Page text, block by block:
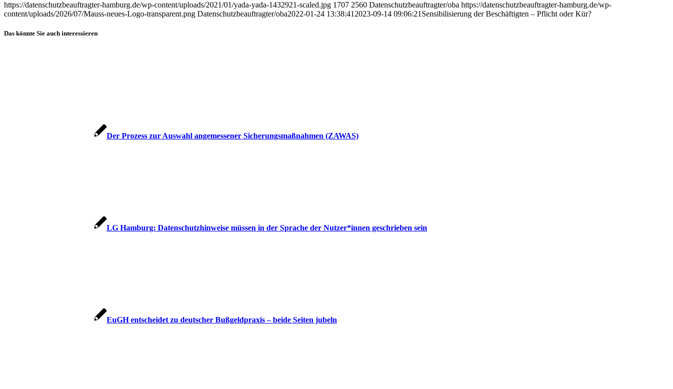
https://datenschutzbeauftragter-hamburg.de/wp-content/uploads/2021/01/yada-yada-1432921-scaled.jpg 1707 2560 Datenschutzbeauftragter/oba https://datenschutzbeauftragter-hamburg.de/wp-
content/uploads/2026/07/Mauss-neues-Logo-transparent.png Datenschutzbeauftragter/oba2022-01-24 13:38:41 2023-09-14 09:06:21 Sensibilisierung der Beschäftigten – Pflicht oder Kür?
Das könnte Sie auch interessieren
Der Prozess zur Auswahl angemessener Sicherungsmaßnahmen (ZAWAS)
LG Hamburg: Datenschutzhinweise müssen in der Sprache der Nutzer*innen geschrieben sein
EuGH entscheidet zu deutscher Bußgeldpraxis – beide Seiten jubeln